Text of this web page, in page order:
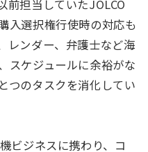
前担当していたJOLCO
入選択権行使時の対応も
レンダー、弁護士など海
スケジュールに余裕がな
つのタスクを消化してい
ビジネスに携わり、コ